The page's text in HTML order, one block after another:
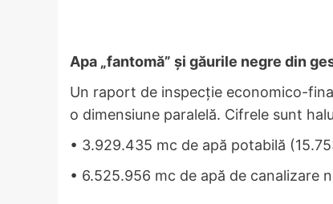
Apa „fantomă” și găurile negre din
Un raport de inspecție economico-
o dimensiune paralelă. Cifrele sunt
• 3.929.435 mc de apă potabilă
• 6.525.956 mc de apă de canalizare